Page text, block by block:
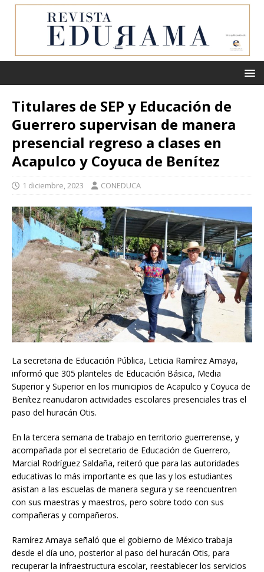
Titulares de SEP y Educación de
Guerrero supervisan de manera
presencial regreso a clases en
Acapulco y Coyuca de Benítez
1 diciembre, 2023 CONEDUCA
La secretaria de Educación Pública, Leticia Ramírez Amaya,
informó que 305 planteles de Educación Básica, Media
Superior y Superior en los municipios de Acapulco y Coyuca de
Benítez reanudaron actividades escolares presenciales tras el
paso del huracán Otis.
En la tercera semana de trabajo en territorio guerrerense, y
acompañada por el secretario de Educación de Guerrero,
Marcial Rodríguez Saldaña, reiteró que para las autoridades
educativas lo más importante es que las y los estudiantes
asistan a las escuelas de manera segura y se reencuentren
con sus maestras y maestros, pero sobre todo con sus
compañeras y compañeros.
Ramírez Amaya señaló que el gobierno de México trabaja
desde el día uno, posterior al paso del huracán Otis, para
recuperar la infraestructura escolar, reestablecer los servicios